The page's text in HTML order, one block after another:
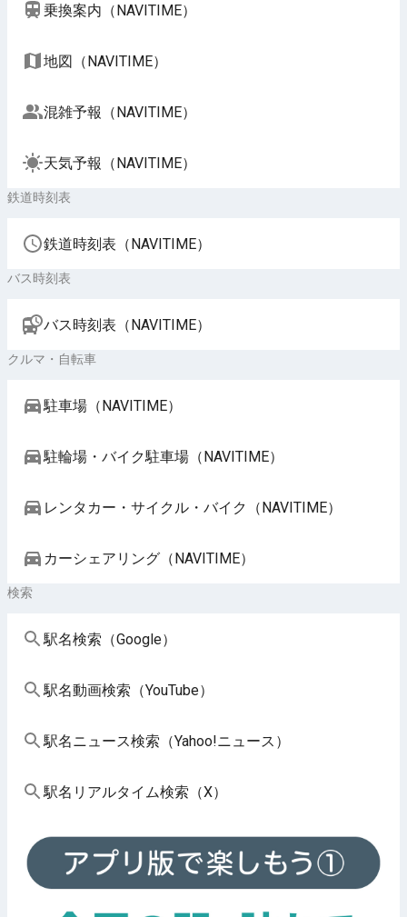
乗換案内（NAVITIME）
地図（NAVITIME）
混雑予報（NAVITIME）
天気予報（NAVITIME）
鉄道時刻表
鉄道時刻表（NAVITIME）
バス時刻表
バス時刻表（NAVITIME）
クルマ・自転車
駐車場（NAVITIME）
駐輪場・バイク駐車場（NAVITIME）
レンタカー・サイクル・バイク（NAVITIME）
カーシェアリング（NAVITIME）
検索
駅名検索（Google）
駅名動画検索（YouTube）
駅名ニュース検索（Yahoo!ニュース）
駅名リアルタイム検索（X）